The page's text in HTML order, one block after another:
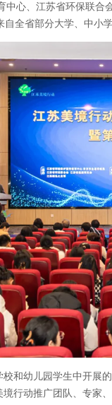
、江苏省环保联合
全省部分大学、中小
幼儿园学生中开展
行动推广团队、专家